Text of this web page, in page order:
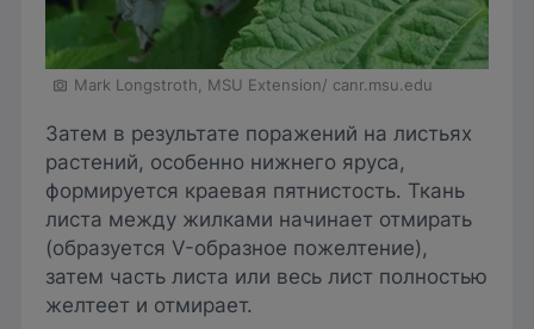
Mark Longstroth, MSU Extension/ canr.msu.edu
Затем в результате поражений на листьях
растений, особенно нижнего яруса,
формируется краевая пятнистость. Ткань
листа между жилками начинает отмирать
(образуется V-образное пожелтение),
затем часть листа или весь лист полностью
желтеет и отмирает.